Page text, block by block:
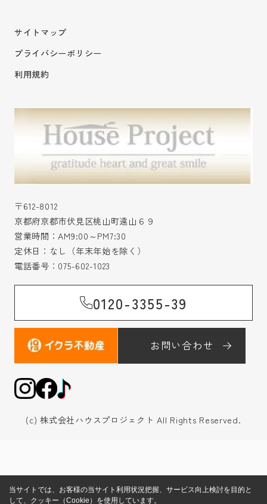
サイトマップ
プライバシーポリシー
利用規約
〒612-8012
京都府京都市伏見区桃山町遠山６９
営業時間：AM9:00～PM7:30
定休日：なし（年末年始を除く）
電話番号： 075-602-1023
0120-3355-39
お問い合わせ
(c) 株式会社ハウスプロジェクト All Rights Reserved.
当サイトでは、お客様の当サイト利用状況把握、サービス向上検討を目的と
して、クッキー（Cookie）を使用しています。